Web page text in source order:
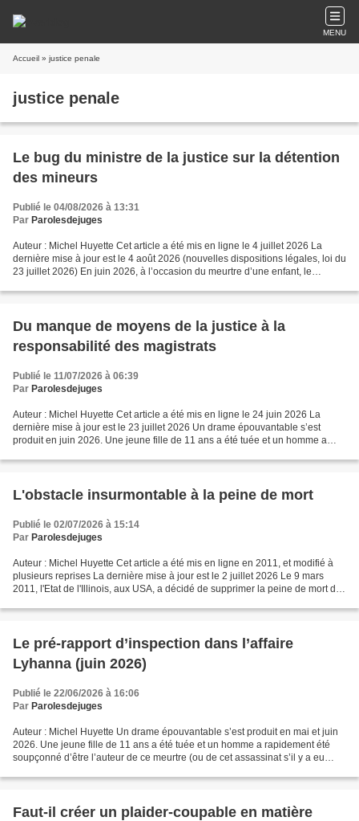
MENU
Accueil » justice penale
justice penale
Le bug du ministre de la justice sur la détention
des mineurs
Publié le 04/08/2026 à 13:31
Par Parolesdejuges
Auteur : Michel Huyette Cet article a été mis en ligne le 4 juillet 2026 La
dernière mise à jour est le 4 août 2026 (nouvelles dispositions légales, loi du
23 juillet 2026) En juin 2026, à l’occasion du meurtre d’une enfant, le
Du manque de moyens de la justice à la
responsabilité des magistrats
Publié le 11/07/2026 à 06:39
Par Parolesdejuges
Auteur : Michel Huyette Cet article a été mis en ligne le 24 juin 2026 La
dernière mise à jour est le 23 juillet 2026 Un drame épouvantable s’est
produit en juin 2026. Une jeune fille de 11 ans a été tuée et un homme a
L'obstacle insurmontable à la peine de mort
Publié le 02/07/2026 à 15:14
Par Parolesdejuges
Auteur : Michel Huyette Cet article a été mis en ligne en 2011, et modifié à
plusieurs reprises La dernière mise à jour est le 2 juillet 2026 Le 9 mars
2011, l'Etat de l'Illinois, aux USA, a décidé de supprimer la peine de mort de
Le pré-rapport d’inspection dans l’affaire
Lyhanna (juin 2026)
Publié le 22/06/2026 à 16:06
Par Parolesdejuges
Auteur : Michel Huyette Un drame épouvantable s’est produit en mai et juin
2026. Une jeune fille de 11 ans a été tuée et un homme a rapidement été
soupçonné d’être l’auteur de ce meurtre (ou de cet assassinat s’il y a eu
Faut-il créer un plaider-coupable en matière